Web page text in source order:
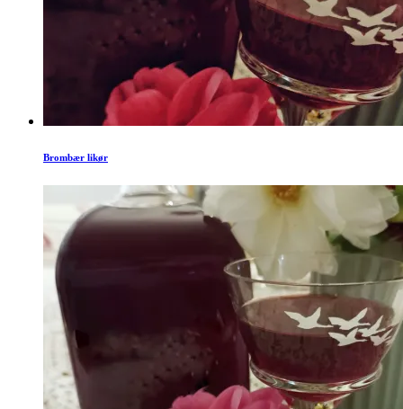
Brombær likør